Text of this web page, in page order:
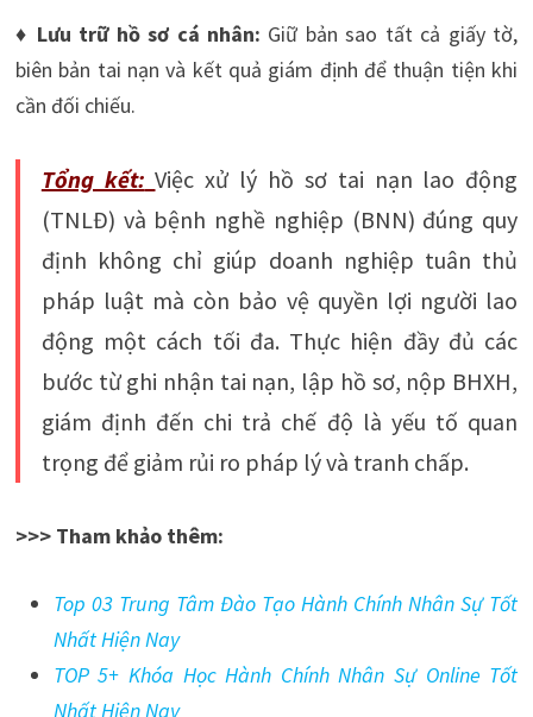
♦ Lưu trữ hồ sơ cá nhân: Giữ bản sao tất cả giấy tờ,
biên bản tai nạn và kết quả giám định để thuận tiện khi
cần đối chiếu.
Tổng kết: Việc xử lý hồ sơ tai nạn lao động
(TNLĐ) và bệnh nghề nghiệp (BNN) đúng quy
định không chỉ giúp doanh nghiệp tuân thủ
pháp luật mà còn bảo vệ quyền lợi người lao
động một cách tối đa. Thực hiện đầy đủ các
bước từ ghi nhận tai nạn, lập hồ sơ, nộp BHXH,
giám định đến chi trả chế độ là yếu tố quan
trọng để giảm rủi ro pháp lý và tranh chấp.
>>> Tham khảo thêm:
Top 03 Trung Tâm Đào Tạo Hành Chính Nhân Sự Tốt
Nhất Hiện Nay
TOP 5+ Khóa Học Hành Chính Nhân Sự Online Tốt
Nhất Hiện Nay